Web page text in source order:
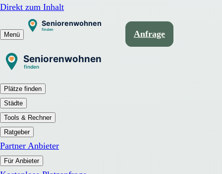
Direkt zum Inhalt
Menü Anfrage
Plätze finden
Städte
Tools & Rechner
Ratgeber
Partner Anbieter
Für Anbieter